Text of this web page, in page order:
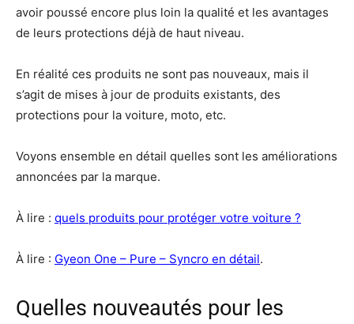
avoir poussé encore plus loin la qualité et les avantages
de leurs protections déjà de haut niveau.
En réalité ces produits ne sont pas nouveaux, mais il
s’agit de mises à jour de produits existants, des
protections pour la voiture, moto, etc.
Voyons ensemble en détail quelles sont les améliorations
annoncées par la marque.
À lire : quels produits pour protéger votre voiture ?
À lire : Gyeon One – Pure – Syncro en détail.
Quelles nouveautés pour les